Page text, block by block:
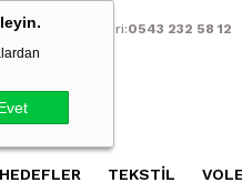
2500 TL Üzeri Alışverişlerde
Müşteri Hizmetleri:0543 232 58 12
HEDEFLER TEKSTİL